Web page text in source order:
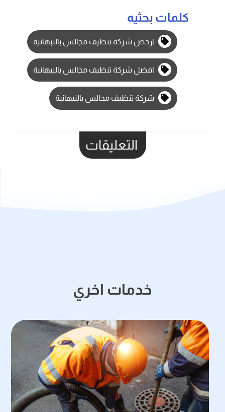
كلمات بحثيه
ارخص شركة تنظيف مجالس بالنبهانية
افضل شركة تنظيف مجالس بالنبهانية
شركة تنظيف مجالس بالنبهانية
التعليقات
خدمات اخري